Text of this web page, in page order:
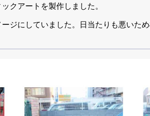
クアートを製作しました。
ジにしていました。日当たりも悪いた